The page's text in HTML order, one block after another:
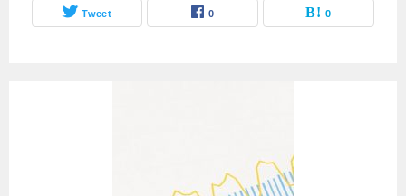
Tweet 0 0